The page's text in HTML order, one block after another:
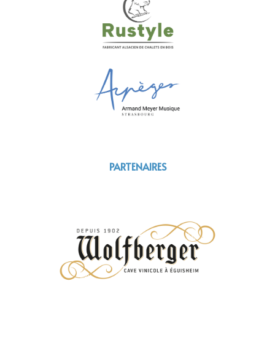
PARTENAIRES